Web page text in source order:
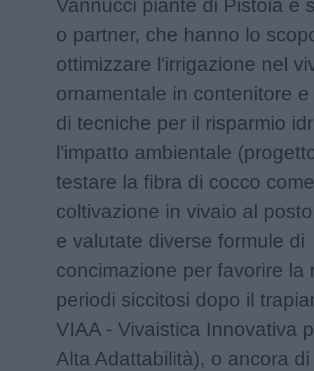
Vannucci piante di Pistoia è
o partner, che hanno lo
ottimizzare l'irrigazione nel
ornamentale in contenitore
di tecniche per il risparmio
l'impatto ambientale
testare la fibra di cocco
coltivazione in vivaio al
e valutate diverse formule di
concimazione per favorire la
periodi siccitosi dopo il
VIAA - Vivaistica Innovativa
Alta Adattabilità), o ancora